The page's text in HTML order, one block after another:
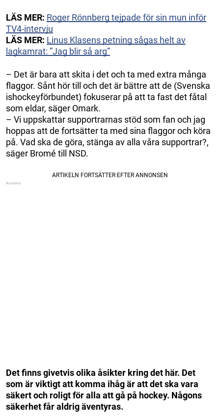
LÄS MER: Roger Rönnberg tejpade för sin mun inför
TV4-intervju
LÄS MER: Linus Klasens petning sågas helt av
lagkamrat: ”Jag blir så arg”
– Det är bara att skita i det och ta med extra många
flaggor. Sånt hör till och det är bättre att de (Svenska
ishockeyförbundet) fokuserar på att ta fast det fåtal
som eldar, säger Omark.
– Vi uppskattar supportrarnas stöd som fan och jag
hoppas att de fortsätter ta med sina flaggor och köra
på. Vad ska de göra, stänga av alla våra supportrar?,
säger Bromé till NSD.
Det finns givetvis olika åsikter kring det här. Det
som är viktigt att komma ihåg är att det ska vara
säkert och roligt för alla att gå på hockey. Någons
säkerhet får aldrig äventyras.